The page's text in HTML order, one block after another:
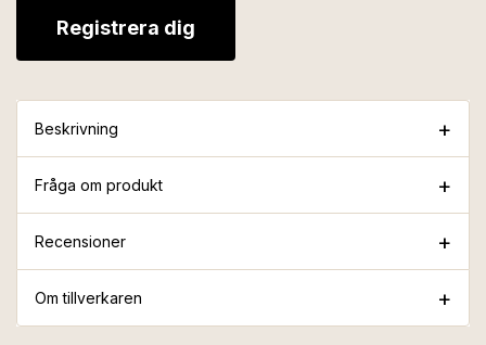
Registrera dig
Beskrivning
Fråga om produkt
Recensioner
Om tillverkaren